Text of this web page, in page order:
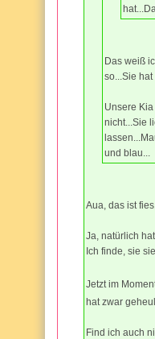
Das weiß
so...Sie
Unsere
nicht...Sie
und blau...
Aua, das ist
Ja, natürlich
Ich finde, sie
Jetzt im
hat zwar
Find ich auch